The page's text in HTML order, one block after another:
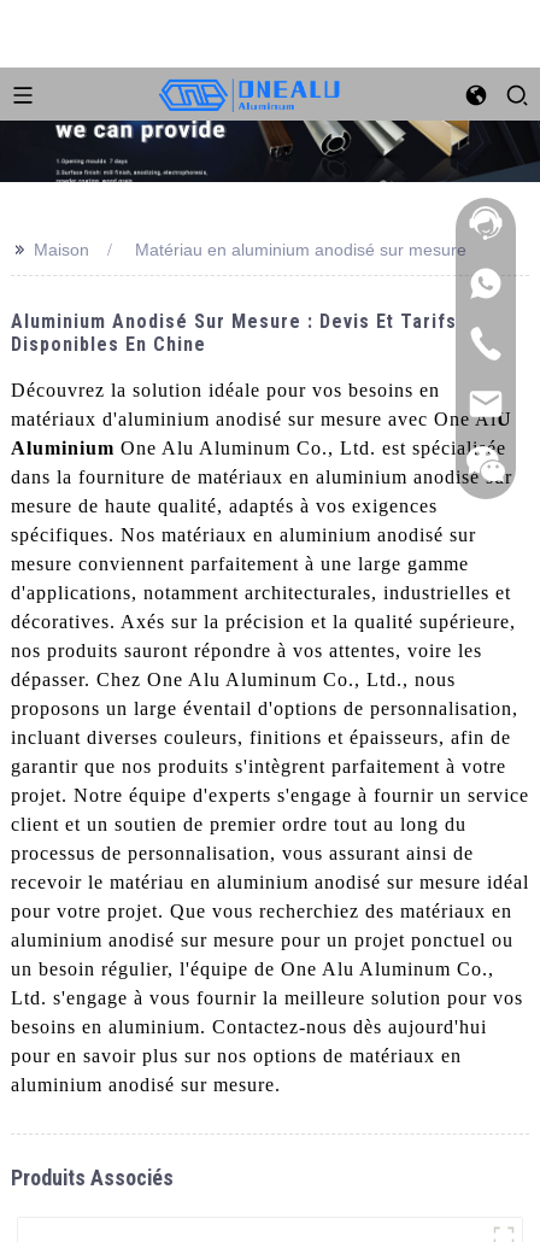
>> Maison Matériau en aluminium anodisé sur mesure
Aluminium Anodisé Sur Mesure : Devis Et Tarifs
Disponibles En Chine
Découvrez la solution idéale pour vos besoins en
matériaux d'aluminium anodisé sur mesure avec One AlU
Aluminium One Alu Aluminum Co., Ltd. est spécialisée
dans la fourniture de matériaux en aluminium anodisé sur
mesure de haute qualité, adaptés à vos exigences
spécifiques. Nos matériaux en aluminium anodisé sur
mesure conviennent parfaitement à une large gamme
d'applications, notamment architecturales, industrielles et
décoratives. Axés sur la précision et la qualité supérieure,
nos produits sauront répondre à vos attentes, voire les
dépasser. Chez One Alu Aluminum Co., Ltd., nous
proposons un large éventail d'options de personnalisation,
incluant diverses couleurs, finitions et épaisseurs, afin de
garantir que nos produits s'intègrent parfaitement à votre
projet. Notre équipe d'experts s'engage à fournir un service
client et un soutien de premier ordre tout au long du
processus de personnalisation, vous assurant ainsi de
recevoir le matériau en aluminium anodisé sur mesure idéal
pour votre projet. Que vous recherchiez des matériaux en
aluminium anodisé sur mesure pour un projet ponctuel ou
un besoin régulier, l'équipe de One Alu Aluminum Co.,
Ltd. s'engage à vous fournir la meilleure solution pour vos
besoins en aluminium. Contactez-nous dès aujourd'hui
pour en savoir plus sur nos options de matériaux en
aluminium anodisé sur mesure.
Produits Associés